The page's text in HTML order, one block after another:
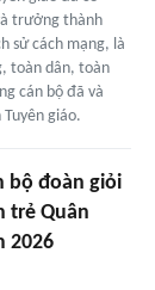
trưởng thành
sử cách mạng, là
toàn dân, toàn
cán bộ đã và
giáo.
bộ đoàn giỏi
trẻ Quân
2026